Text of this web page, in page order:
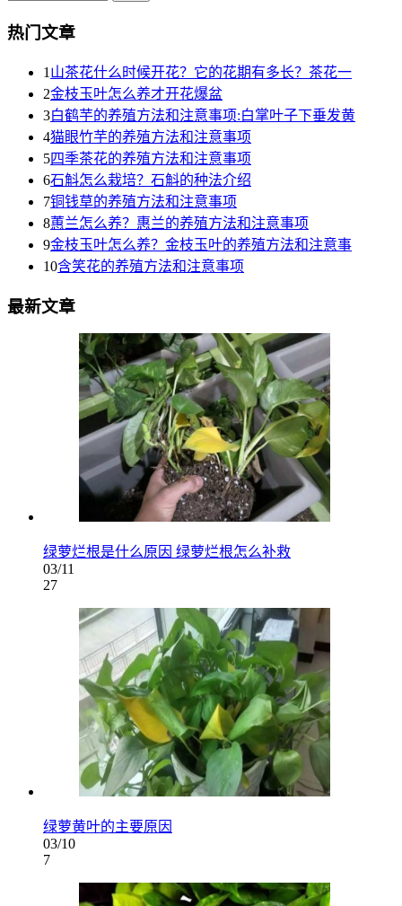
热门文章
1 山茶花什么时候开花？它的花期有多长？茶花一
2金枝玉叶怎么养才开花爆盆
3白鹤芋的养殖方法和注意事项:白掌叶子下垂发黄
4猫眼竹芋的养殖方法和注意事项
5四季茶花的养殖方法和注意事项
6石斛怎么栽培？石斛的种法介绍
7铜钱草的养殖方法和注意事项
8蕙兰怎么养？惠兰的养殖方法和注意事项
9金枝玉叶怎么养？金枝玉叶的养殖方法和注意事
10含笑花的养殖方法和注意事项
最新文章
绿萝烂根是什么原因 绿萝烂根怎么补救
03/11
27
绿萝黄叶的主要原因
03/10
7